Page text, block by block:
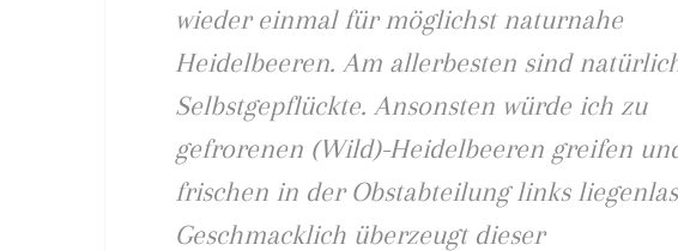
wieder einmal für möglichst naturnahe
Heidelbeeren. Am allerbesten sind
Selbstgepflückte. Ansonsten würde ich zu
gefrorenen (Wild)-Heidelbeeren greifen
frischen in der Obstabteilung links
Geschmacklich überzeugt dieser